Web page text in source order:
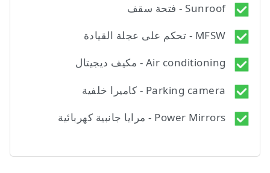
Sunroof - فتحة سقف
MFSW - تحكم على عجلة القيادة
Air conditioning - مكيف ديجيتال
Parking camera - كاميرا خلفية
Power Mirrors - مرايا جانبية كهربائية